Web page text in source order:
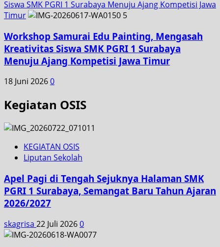
Siswa SMK PGRI 1 Surabaya Menuju Ajang Kompetisi Jawa
Timur
5
Workshop Samurai Edu Painting, Mengasah
Kreativitas Siswa SMK PGRI 1 Surabaya
Menuju Ajang Kompetisi Jawa Timur
18 Juni 20260
Kegiatan OSIS
KEGIATAN OSIS
Liputan Sekolah
Apel Pagi di Tengah Sejuknya Halaman SMK
PGRI 1 Surabaya, Semangat Baru Tahun Ajaran
2026/2027
skagrisa 22 Juli 20260